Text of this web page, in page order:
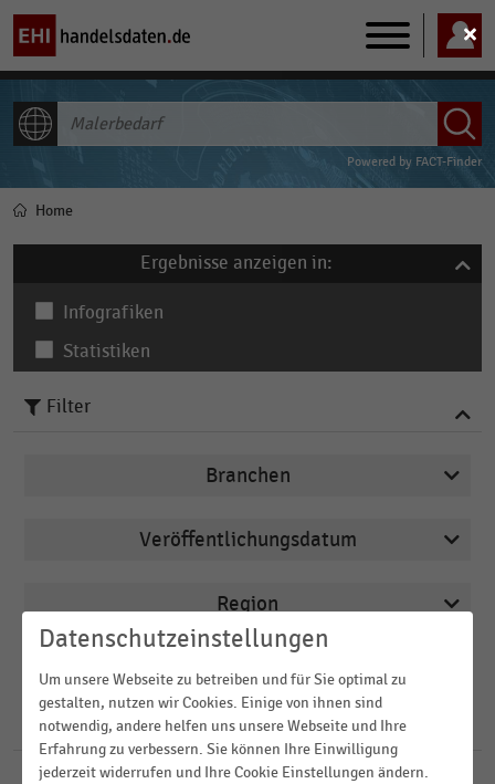
Main
navigation
Powered by FACT-Finder
Pfadnavigation
Home
Ergebnisse anzeigen in:
Infografiken
Statistiken
62Ergebnisse fürMalerbedarf
Filter
Branchen
Bau- und Heimwerkermärkte
Betten, Teppiche und Heimtextilien
Deutschsprachiger Einzelhandel
Gartencenter und Blumenfachhandel
Großhandel
MEHR ANZEIGEN
Veröffentlichungsdatum
2023
2022
Region
Deutschland
Österreich
Schweiz
FILTER ZURÜCKSETZEN
Datenschutzeinstellungen
Um unsere Webseite zu betreiben und für Sie optimal zu
gestalten, nutzen wir Cookies. Einige von ihnen sind
notwendig, andere helfen uns unsere Webseite und Ihre
Erfahrung zu verbessern. Sie können Ihre Einwilligung
jederzeit widerrufen und Ihre Cookie Einstellungen ändern.